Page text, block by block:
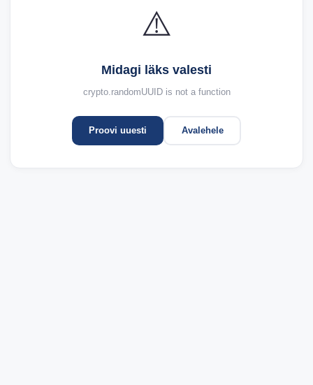
⚠️
Midagi läks valesti
crypto.randomUUID is not a function
Proovi uuesti Avalehele